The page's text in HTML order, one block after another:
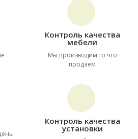
Контроль качества
мебели
Мы производим то что
продаем
Контроль качества
установки